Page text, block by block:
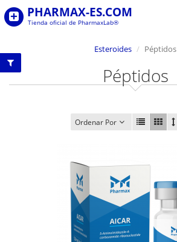
PHARMAX-ES.COM
Tienda oficial de PharmaxLab®
Esteroides Péptidos
Péptidos
Ordenar Por